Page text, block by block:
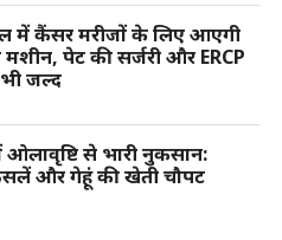
में कैंसर मरीजों के लिए आएगी
मशीन, पेट की सर्जरी और ERCP
जल्द
ओलावृष्टि से भारी नुकसान:
और गेहूं की खेती चौपट